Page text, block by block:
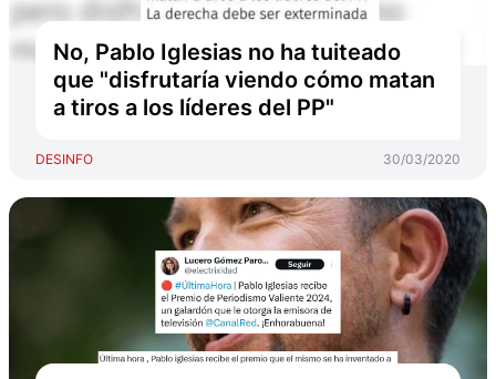
No, Pablo Iglesias no ha tuiteado
que "disfrutaría viendo cómo matan
a tiros a los líderes del PP"
DESINFO 30/03/2020